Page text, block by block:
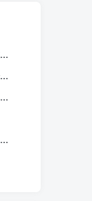
1. 为什么需要调整银行卡每日支付限额？
2. 如何通过自助渠道调整银行卡每日支付限额？
3. 如何通过银行客服联系渠道调整银行卡每日支付限额？
5. 如何避免频繁调整银行卡每日支付限额？